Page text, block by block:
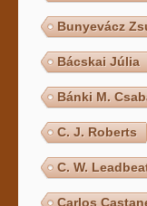
Bunyevácz
Bácskai Júlia
Bánki M.
C. J. Roberts
C. W.
Carlos